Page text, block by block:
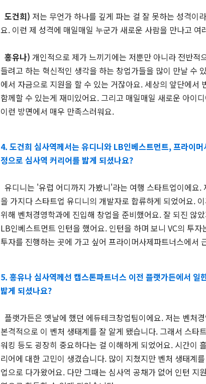
도건희) 저는 무언가 하나를 깊게 파는 걸 잘 못하는 성격이
요. 이런 제 성격에 매일매일 누군가 새로운 사람을 만나고
홍유나) 개인적으로 제가 느끼기에는 저뿐만 아니라 전반
들려고 하는 혁신적인 생각을 하는 창업가들을 많이 만날 수
에서 자금으로 지원을 할 수 있는 거잖아요. 세상의 앞단에
함께할 수 있는게 재미있어요. 그리고 매일매일 새로운 아이
이런 방면에서 매우 만족스러워요.
4. 도건희 심사역께서는 유디니와 LB인베스트먼트, 프라이
정으로 심사역 커리어를 밟게 되셨나요?
유디니는 '유럽 어디까지 가봤니'라는 여행 스타트업이에요
을 가지다 스타트업 유디니의 개발자로 합류하게 되었어요.
위해 벤처경영학과에 진입해 창업을 준비했어요. 잘 되진 않
LB인베스트먼트 인턴을 했어요. 인턴을 하며 보니 VC의 투
투자를 진행하는 곳에 가고 싶어 프라이머사제파트너스에
5. 홍유나 심사역께선 캡스톤파트너스 이전 플랫가든에서
밟게 되셨나요?
플랫가든은 옛날에 했던 에듀테크창업팀이에요. 저는 벤처
본격적으로 이 벤처 생태계를 잘 알게 됐습니다. 그래서 스
워킹 등도 굉장히 중요하다는 걸 이해하게 되었어요. 시간이
리어에 대한 고민이 생겼습니다. 많이 지쳤지만 벤처 생태계
업으로 다가왔어요. 다만 그때는 심사역 공채가 없어 인턴